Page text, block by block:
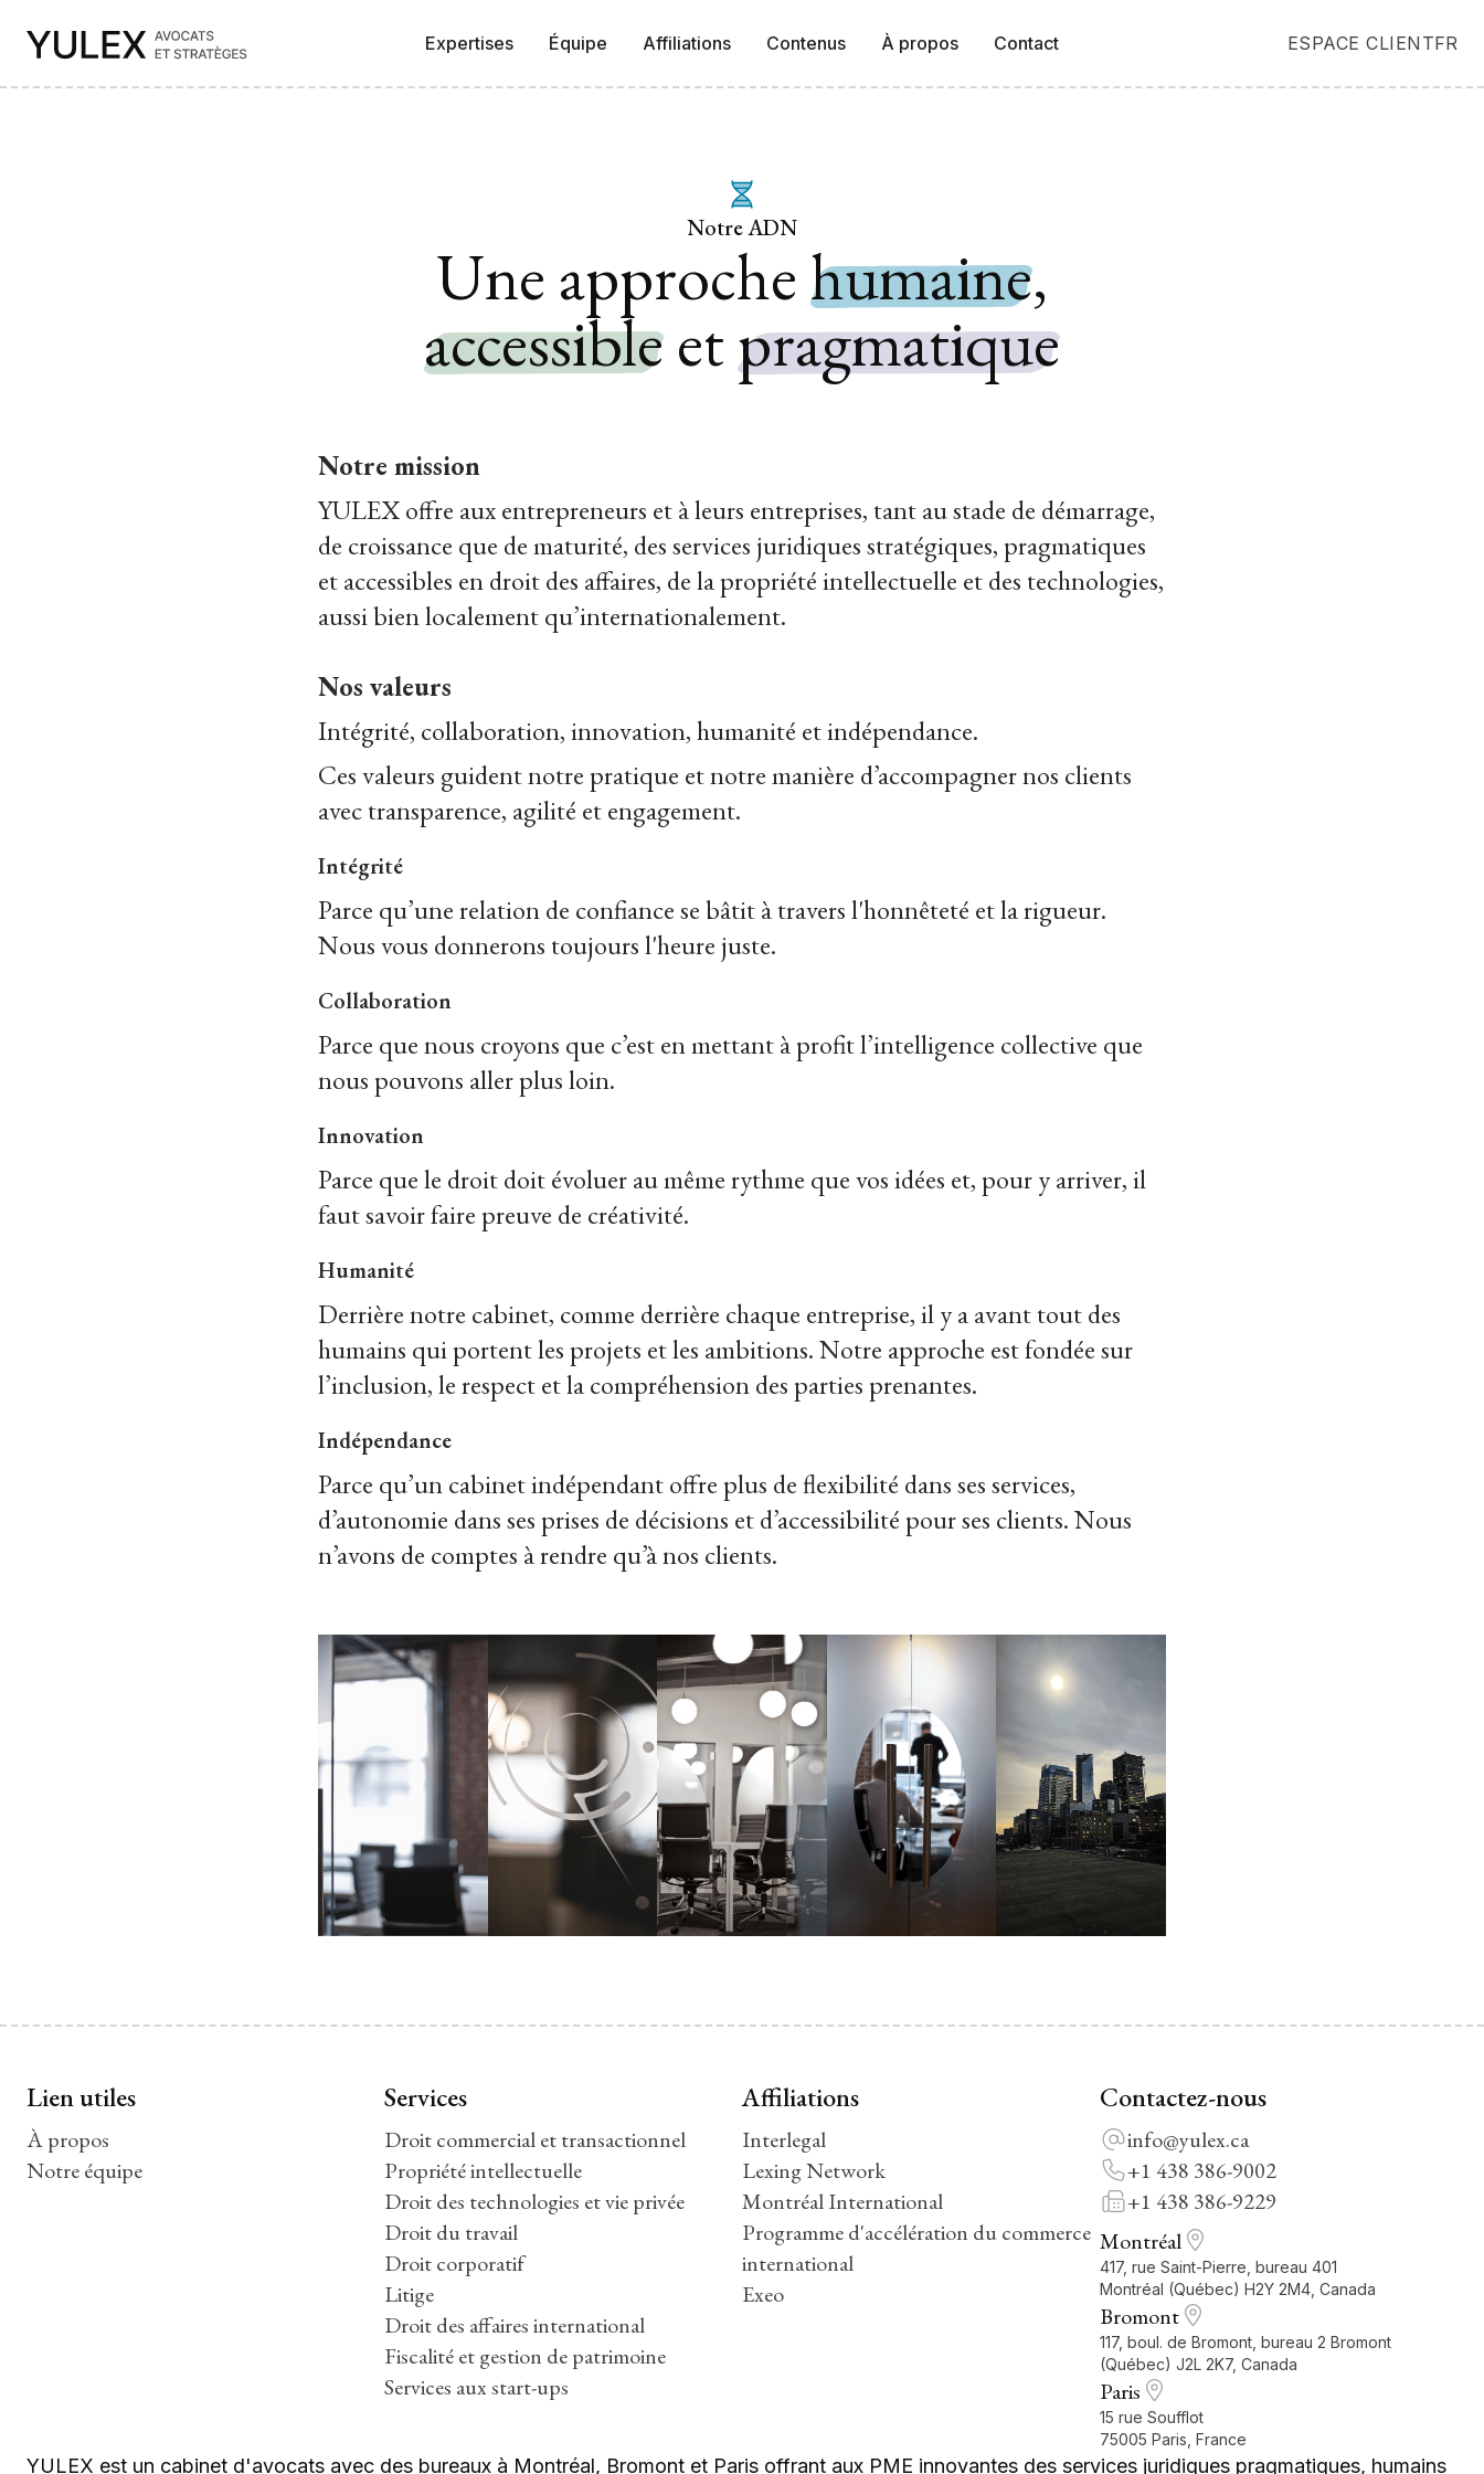
Expertises Équipe Affiliations Contenus À propos Contact ESPACE CLIENTFR
Notre ADN
Une approchehumaine,
accessibleetpragmatique
Notre mission
YULEX offre aux entrepreneurs et à leurs entreprises, tant au stade de démarrage,
de croissance que de maturité, des services juridiques stratégiques, pragmatiques
et accessibles en droit des affaires, de la propriété intellectuelle et des technologies,
aussi bien localement qu’internationalement.
Nos valeurs
Intégrité, collaboration, innovation, humanité et indépendance.
Ces valeurs guident notre pratique et notre manière d’accompagner nos clients
avec transparence, agilité et engagement.
Intégrité
Parce qu’une relation de confiance se bâtit à travers l'honnêteté et la rigueur.
Nous vous donnerons toujours l'heure juste.
Collaboration
Parce que nous croyons que c’est en mettant à profit l’intelligence collective que
nous pouvons aller plus loin.
Innovation
Parce que le droit doit évoluer au même rythme que vos idées et, pour y arriver, il
faut savoir faire preuve de créativité.
Humanité
Derrière notre cabinet, comme derrière chaque entreprise, il y a avant tout des
humains qui portent les projets et les ambitions. Notre approche est fondée sur
l’inclusion, le respect et la compréhension des parties prenantes.
Indépendance
Parce qu’un cabinet indépendant offre plus de flexibilité dans ses services,
d’autonomie dans ses prises de décisions et d’accessibilité pour ses clients. Nous
n’avons de comptes à rendre qu’à nos clients.
YULEX est un cabinet d'avocats avec des bureaux à Montréal, Bromont et Paris offrant aux PME innovantes des services juridiques pragmatiques, humains
Lien utiles
À propos
Notre équipe
Services
Droit commercial et transactionnel
Propriété intellectuelle
Droit des technologies et vie privée
Droit du travail
Droit corporatif
Litige
Droit des affaires international
Fiscalité et gestion de patrimoine
Services aux start-ups
Affiliations
Interlegal
Lexing Network
Montréal International
Programme d'accélération du commerce
international
Exeo
Contactez-nous
info@yulex.ca
+1 438 386-9002
+1 438 386-9229
Montréal
417, rue Saint-Pierre, bureau 401
Montréal (Québec) H2Y 2M4, Canada
Bromont
117, boul. de Bromont, bureau 2 Bromont
(Québec) J2L 2K7, Canada
Paris
15 rue Soufflot
75005 Paris, France